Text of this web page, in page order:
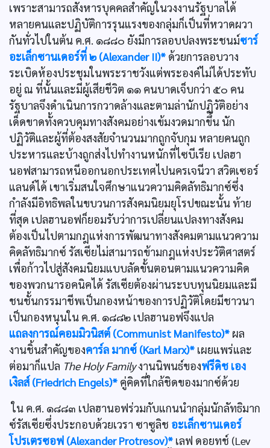
เพราะสามารถสังหารบุคคลสำคัญในวงงานรัฐบาลได้
หลายคนและปฏิบัติการรุนแรงของกลุ่มก็เป็นที่หวาดผวา
กันทั่วไปในต้น ค.ศ. ๑๘๘๐ ยังมีการลอบปลงพระชนม์ซาร์
อะเล็กซานเดอร์ที่ ๒ (Alexander II)* ด้วยการลอบวาง
ระเบิดห้องประชุมในพระราชวังแต่พระองค์ไม่ได้ประทับ
อยู่ ณ ที่นั้นและมีผู้เสียชีวิต ๑๑ คนบาดเจ็บกว่า ๕๐ คน
รัฐบาลจึงดำเนินการกวาดล้างและตามล่านักปฏิวัติอย่าง
เด็ดขาดทั้งควบคุมทางสังคมอย่างเข้มงวดมากขึ้น นัก
ปฏิวัติและผู้ที่ต้องสงสัยจำนวนมากถูกจับกุม หลายคนถูก
ประหารและบ้างถูกส่งไปทำงานหนักที่ไซบีเรีย เปลฮา
นอฟสามารถหนีออกนอกประเทศไปนครเจนีวา สวิตเซอร์
แลนด์ได้ เขาเริ่มสนใจศึกษาแนวความคิดลัทธิมากซ์ซึ่ง
กำลังมีอิทธิพลในขบวนการสังคมนิยมยุโรปขณะนั้น ท้าย
ที่สุด เปลฮานอฟก็ยอมรับว่าการเปลี่ยนแปลงทางสังคม
ต้องเป็นไปตามกฎแห่งการพัฒนาทางสังคมตามแนวความ
คิดลัทธิมากซ์ รัสเซียไม่สามารถข้ามกฎแห่งประวัติศาสตร์
เพื่อก้าวไปสู่สังคมนิยมแบบลัดขั้นตอนตามแนวความคิด
ของพวกนารอคนิคได้ รัสเซียต้องผ่านระบบทุนนิยมและมี
ชนชั้นกรรมาชีพเป็นกองหน้าของการปฏิวัติโดยมีชาวนา
เป็นกองหนุนใน ค.ศ. ๑๘๘๒ เปลฮานอฟจึงแปล
แถลงการณ์คอมมิวนิสต์ (Communist Manifesto)* ผล
งานชิ้นสำคัญของคาร์ล มากซ์ (Karl Marx)* เผยแพร่และ
ต่อมาก็แปล The Holy Familyงานนิพนธ์ของฟรีดิช เอง
เงิลส์ (Friedrich Engels)* คู่คิดที่ใกล้ชิดของมากซ์ด้วย
ใน ค.ศ. ๑๘๘๓ เปลฮานอฟร่วมกับแกนนำกลุ่มนักลัทธิมาก
ซ์รัสเซียซึ่งประกอบด้วยเวรา ซาซูลิช อะเล็กซานเดอร์
โปรเตรซอฟ (Alexander Protresov)* เลฟ ดอยทช์ (Lev